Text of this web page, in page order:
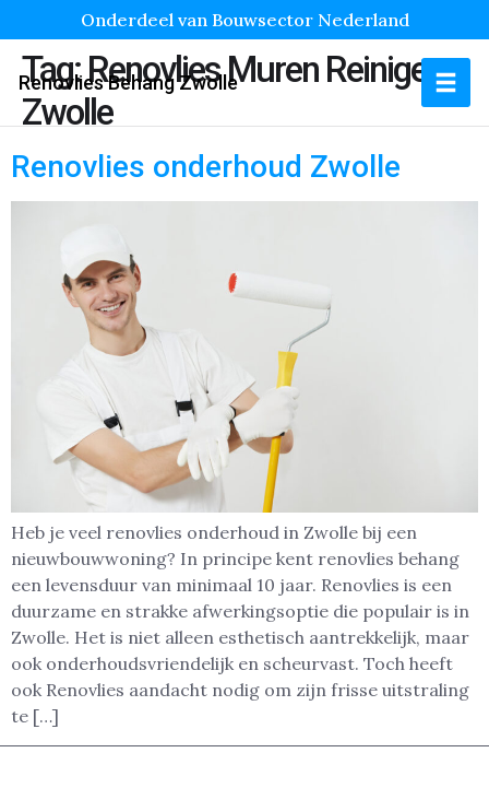
Onderdeel van Bouwsector Nederland
Renovlies Behang Zwolle
Tag:Renovlies Muren Reinigen
Zwolle
Renovlies onderhoud Zwolle
Heb je veel renovlies onderhoud in Zwolle bij een
nieuwbouwwoning? In principe kent renovlies behang
een levensduur van minimaal 10 jaar. Renovlies is een
duurzame en strakke afwerkingsoptie die populair is in
Zwolle. Het is niet alleen esthetisch aantrekkelijk, maar
ook onderhoudsvriendelijk en scheurvast. Toch heeft
ook Renovlies aandacht nodig om zijn frisse uitstraling
te […]